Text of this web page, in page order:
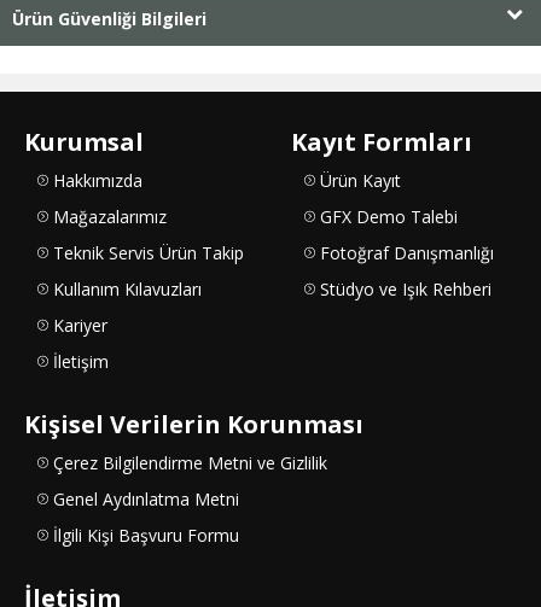
Ürün Güvenliği Bilgileri
Kurumsal
Hakkımızda
Mağazalarımız
Teknik Servis Ürün Takip
Kullanım Kılavuzları
Kariyer
İletişim
Kayıt Formları
Ürün Kayıt
GFX Demo Talebi
Fotoğraf Danışmanlığı
Stüdyo ve Işık Rehberi
Kişisel Verilerin Korunması
Çerez Bilgilendirme Metni ve Gizlilik
Genel Aydınlatma Metni
İlgili Kişi Başvuru Formu
İletişim